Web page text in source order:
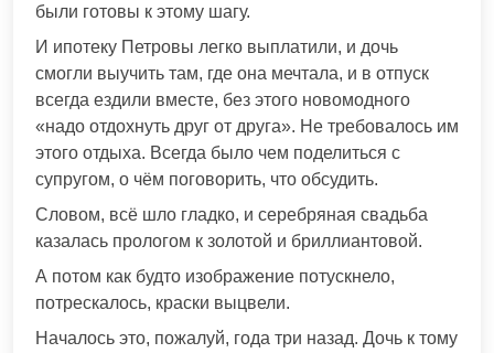
были готовы к этому шагу.
И ипотеку Петровы легко выплатили, и дочь
смогли выучить там, где она мечтала, и в отпуск
всегда ездили вместе, без этого новомодного
«надо отдохнуть друг от друга». Не требовалось им
этого отдыха. Всегда было чем поделиться с
супругом, о чём поговорить, что обсудить.
Словом, всё шло гладко, и серебряная свадьба
казалась прологом к золотой и бриллиантовой.
А потом как будто изображение потускнело,
потрескалось, краски выцвели.
Началось это, пожалуй, года три назад. Дочь к тому